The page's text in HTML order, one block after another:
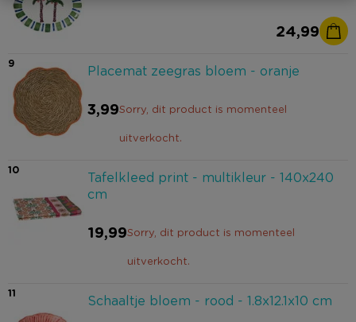
24,99
9 Placemat zeegras bloem - oranje
3,99Sorry, dit product is momenteel
uitverkocht.
10
Tafelkleed print - multikleur - 140x240
cm
19,99Sorry, dit product is momenteel
uitverkocht.
11 Schaaltje bloem - rood - 1.8x12.1x10 cm